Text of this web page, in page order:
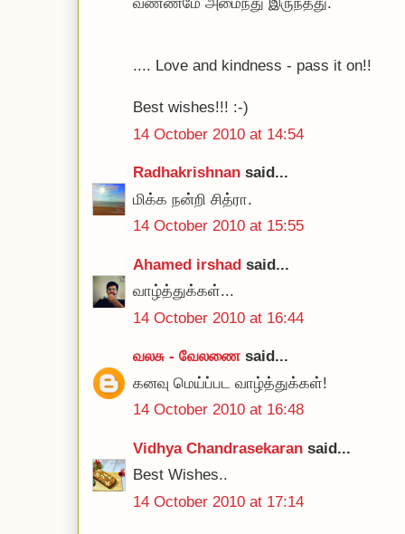
.... Love and kindness - pass it on!!
Best wishes!!! :-)
14 October 2010 at 14:54
Radhakrishnan said...
மிக்க நன்றி சித்ரா.
14 October 2010 at 15:55
Ahamed irshad said...
வாழ்த்துக்கள்...
14 October 2010 at 16:44
வலசு - வேலணைsaid...
கனவு மெய்ப்பட வாழ்த்துக்கள்!
14 October 2010 at 16:48
Vidhya Chandrasekaran said...
Best Wishes..
14 October 2010 at 17:14